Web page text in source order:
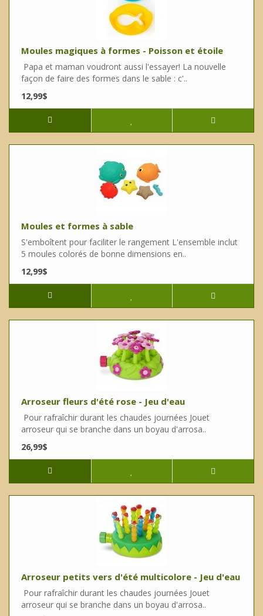
Moules magiques à formes - Poisson et étoile
Papa et maman voudront aussi l'essayer! La nouvelle
façon de faire des formes dans le sable : c'..
12,99$
Moules et formes à sable
S'emboîtent pour faciliter le rangement L'ensemble inclut
5 moules colorés de bonne dimensions en..
12,99$
Arroseur fleurs d'été rose - Jeu d'eau
Pour rafraîchir durant les chaudes journées Jouet
arroseur qui se branche dans un boyau d'arrosa..
26,99$
Arroseur petits vers d'été multicolore - Jeu d'eau
Pour rafraîchir durant les chaudes journées Jouet
arroseur qui se branche dans un boyau d'arrosa..